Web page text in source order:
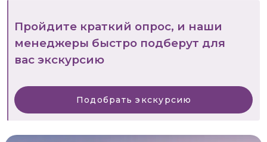
Пройдите краткий опрос, и наши
менеджеры быстро подберут для
вас экскурсию
Подобрать экскурсию